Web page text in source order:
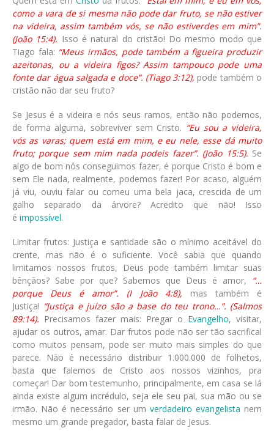
como a vara de si mesma não pode dar fruto, se não estiver
na videira, assim também vós, se não estiverdes em mim”.
(João 15:4). Isso é natural do cristão! Do mesmo modo que
Tiago fala: “Meus irmãos, pode também a figueira produzir
azeitonas, ou a videira figos? Assim tampouco pode uma
fonte dar água salgada e doce”. (Tiago 3:12), pode também o
cristão não dar seu fruto?
Se Jesus é a videira e nós seus ramos, então não podemos,
de forma alguma, sobreviver sem Cristo. “Eu sou a videira,
vós as varas; quem está em mim, e eu nele, esse dá muito
fruto; porque sem mim nada podeis fazer”. (João 15:5). Se
algo de bom nós conseguimos fazer, é porque Cristo é bom e
sem Ele nada, realmente, podemos fazer! Por acaso, alguém
já viu, ouviu falar ou comeu uma bela jaca, crescida de um
galho separado da árvore? Acredito que não! Isso
é impossível.
Limitar frutos: Justiça e santidade são o mínimo aceitável do
crente, mas não é o suficiente. Você sabia que quando
limitamos nossos frutos, Deus pode também limitar suas
bênçãos? Sabe por que? Sabemos que Deus é amor,
“…
porque Deus é amor”. (I João 4:8), mas também é
Justiça! “Justiça e juízo são a base do teu trono…”. (Salmos
89:14). Precisamos fazer mais: Pregar o Evangelho, visitar,
ajudar os outros, amar. Dar frutos pode não ser tão sacrifical
como muitos pensam, pode ser muito mais simples do que
parece. Não é necessário distribuir 1.000.000 de folhetos,
basta que falemos de Cristo aos nossos vizinhos, pra
começar! Dar bom testemunho, principalmente, em casa se lá
ainda existe algum incrédulo, seja ele seu pai, sua mão ou se
irmão. Não é necessário ser um verdadeiro evangelista nem
mesmo um grande pregador, basta falar de Jesus.